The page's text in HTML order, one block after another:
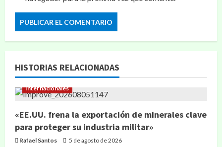
HISTORIAS RELACIONADAS
Internacionales
«EE.UU. frena la exportación de minerales clave
para proteger su industria militar»
Rafael Santos 5 de agosto de 2026